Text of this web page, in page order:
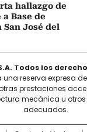
hallazgo de
Base de
José del
Todos los
una reserva expresa
prestaciones
mecánica u
adecuados.